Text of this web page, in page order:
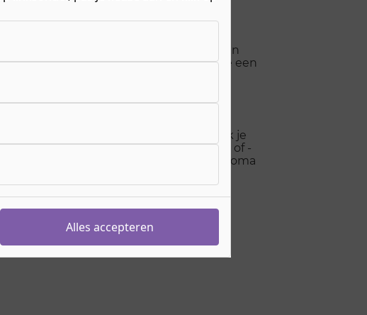
nemen aan onze opleiding. Dat kan
bezig zijn met hun studie. Ook heb je een
aan. Als gedreven topsporter maak je
Zoals bijvoorbeeld een sportclub of -
dienst of (sport)bedrijf. Maar dit diploma
& entertainmentbranche.
10 minuten!Alles accepteren